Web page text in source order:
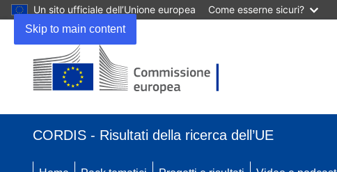
Skip to main content
Un sito ufficiale dell’Unione europea Come esserne sicuri?
CORDIS - Risultati della ricerca dell’UE